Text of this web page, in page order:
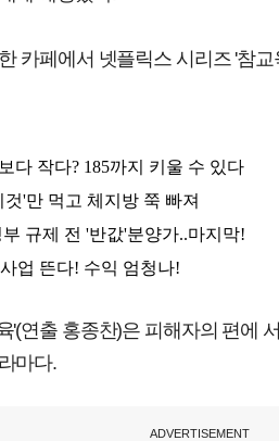
카페에서 넷플릭스 시리즈 '참
'(연출 홍종찬)은 피해자의 편에
마다.
ADVERTISEMENT